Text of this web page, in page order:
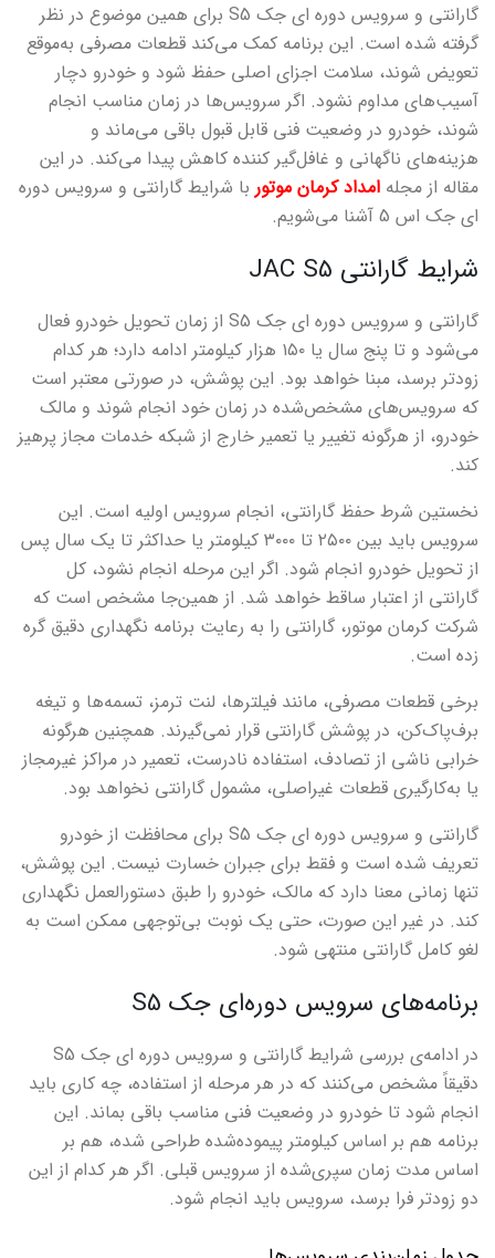
گارانتی و سرویس دوره ای جک S5 برای همین موضوع در نظر
گرفته شده است. این برنامه کمک می‌کند قطعات مصرفی به‌موقع
تعویض شوند، سلامت اجزای اصلی حفظ شود و خودرو دچار
آسیب‌های مداوم نشود. اگر سرویس‌ها در زمان مناسب انجام
شوند، خودرو در وضعیت فنی قابل قبول باقی می‌ماند و
هزینه‌های ناگهانی و غافل‌گیر کننده کاهش پیدا می‌کند. در این
مقاله از مجله امداد کرمان موتوربا شرایط گارانتی و سرویس دوره
ای جک اس 5 آشنا می‌شویم.
شرایط گارانتی JAC S5
گارانتی و سرویس دوره ای جک S5 از زمان تحویل خودرو فعال
می‌شود و تا پنج سال یا ۱۵۰ هزار کیلومتر ادامه دارد؛ هر کدام
زودتر برسد، مبنا خواهد بود. این پوشش، در صورتی معتبر است
که سرویس‌های مشخص‌شده در زمان خود انجام شوند و مالک
خودرو، از هرگونه تغییر یا تعمیر خارج از شبکه خدمات مجاز پرهیز
کند.
نخستین شرط حفظ گارانتی، انجام سرویس اولیه است. این
سرویس باید بین ۲۵۰۰ تا ۳۰۰۰ کیلومتر یا حداکثر تا یک سال پس
از تحویل خودرو انجام شود. اگر این مرحله انجام نشود، کل
گارانتی از اعتبار ساقط خواهد شد. از همین‌جا مشخص است که
شرکت کرمان موتور، گارانتی را به رعایت برنامه نگهداری دقیق گره
زده است.
برخی قطعات مصرفی، مانند فیلترها، لنت ترمز، تسمه‌ها و تیغه
برف‌پاک‌کن، در پوشش گارانتی قرار نمی‌گیرند. همچنین هرگونه
خرابی ناشی از تصادف، استفاده نادرست، تعمیر در مراکز غیرمجاز
یا به‌کارگیری قطعات غیراصلی، مشمول گارانتی نخواهد بود.
گارانتی و سرویس دوره ای جک S5 برای محافظت از خودرو
تعریف شده است و فقط برای جبران خسارت نیست. این پوشش،
تنها زمانی معنا دارد که مالک، خودرو را طبق دستورالعمل نگهداری
کند. در غیر این صورت، حتی یک نوبت بی‌توجهی ممکن است به
لغو کامل گارانتی منتهی شود.
برنامه‌های سرویس دوره‌ای جک S5
در ادامه‌ی بررسی شرایط گارانتی و سرویس دوره ای جک S5
دقیقاً مشخص می‌کنند که در هر مرحله از استفاده، چه کاری باید
انجام شود تا خودرو در وضعیت فنی مناسب باقی بماند. این
برنامه هم بر اساس کیلومتر پیموده‌شده طراحی شده، هم بر
اساس مدت زمان سپری‌شده از سرویس قبلی. اگر هر کدام از این
دو زودتر فرا برسد، سرویس باید انجام شود.